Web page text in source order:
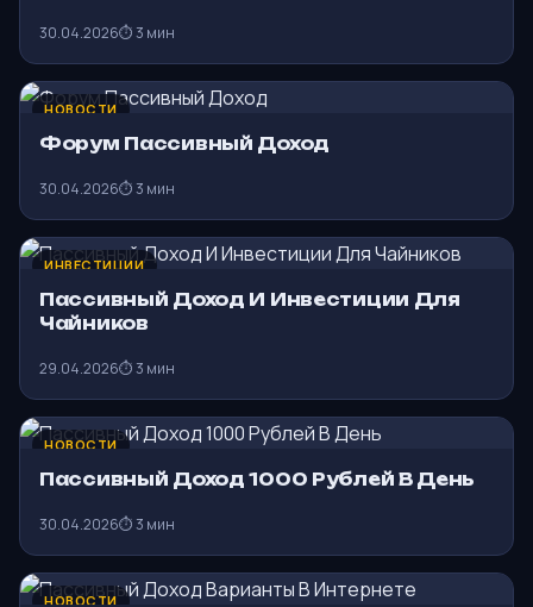
30.04.2026⏱ 3 мин
НОВОСТИ
Форум Пассивный Доход
30.04.2026⏱ 3 мин
ИНВЕСТИЦИИ
Пассивный Доход И Инвестиции Для
Чайников
29.04.2026⏱ 3 мин
НОВОСТИ
Пассивный Доход 1000 Рублей В День
30.04.2026⏱ 3 мин
НОВОСТИ